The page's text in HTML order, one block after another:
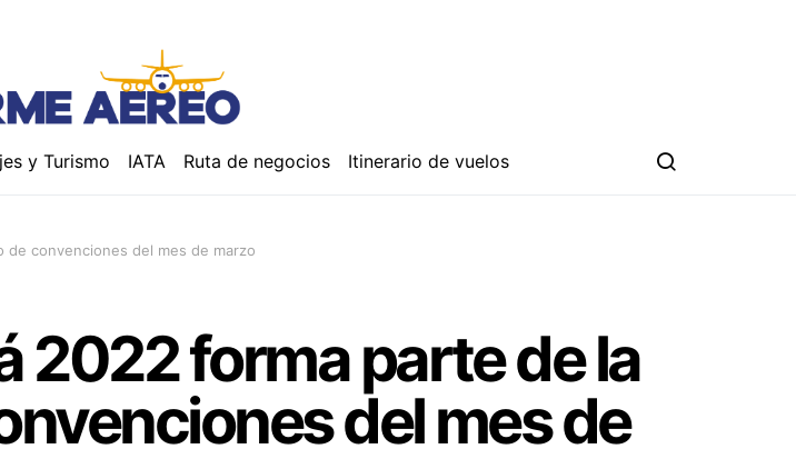
y Turismo IATA Ruta de negocios Itinerario de vuelos
de convenciones del mes de marzo
2022 forma parte de la
del mes de